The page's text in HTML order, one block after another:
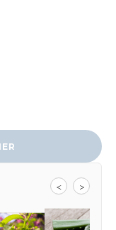
Mastic
< >